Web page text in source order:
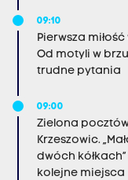
09:10
Pierwsza
Od motyli w
trudne pytania
09:00
Zielona
Krzeszowic.
dwóch
kolejne miejsca